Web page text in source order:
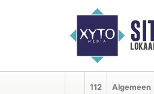
112 Algemeen